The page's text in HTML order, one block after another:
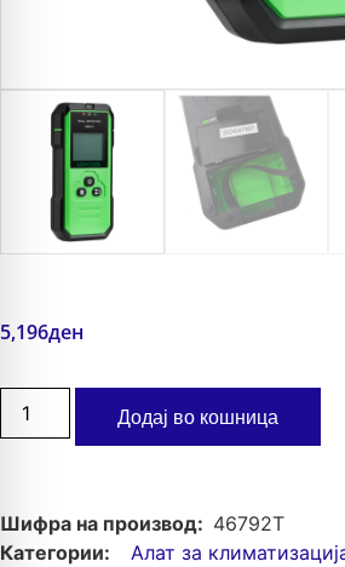
5,196ден
Додај во кошница
Шифра на производ: 46792T
Категории:
Алат за